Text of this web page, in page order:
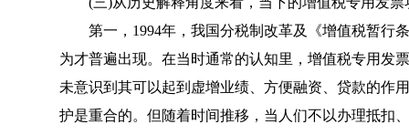
第一，1994年，我国分税制改革及《增值税暂行
为才普遍出现。在当时通常的认知里，增值税专用发
未意识到其可以起到虚增业绩、方便融资、贷款的作
护是重合的。但随着时间推移，当人们不以办理抵扣